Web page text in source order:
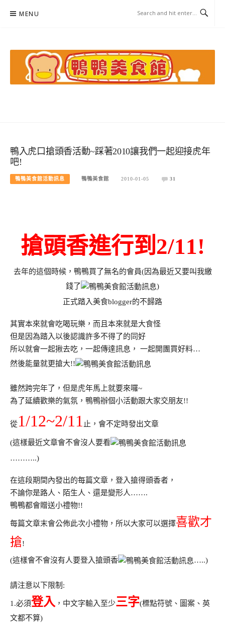
MENU
鴨入虎口搶頭香活動~踩著2010讓我們一起迎接虎年
吧!
鴨鴨美食館活動訊息 鴨鴨美食館 2010-01-05 31
搶頭香進行到2/11!
去年的這個時候，鴨鴨買了無名的會員(因為最近又要叫我繳
錢了
)
正式踏入美食blogger的不歸路
其實本來就會吃喝玩樂，而且本來就是大食怪
但是因為踏入以後認識許多不得了的同好
所以就會一起揪去吃，一起傳達訊息， 一起開團買好料…
然後能量就更搶大!!
雖然跨完年了，但是虎年馬上就要來囉~
為了延續歡樂的氣氛，鴨鴨辦個小活動跟大家交朋友!!
從1/12~2/11止，會不定時發出文章
(這樣最近文章會不會沒人要看
………..)
在這段期間內發出的每篇文章，登入搶得頭香者，
不論你是路人、陌生人、還是變形人…….
鴨鴨都會贈送小禮物!!
每篇文章末會公佈此次小禮物，所以大家可以選擇喜歡才
搶!
(這樣會不會沒有人要登入搶頭香 …..)
請注意以下限制:
1.必須登入 ，中文字輸入至少三字(標點符號、圖案、英
文都不算)